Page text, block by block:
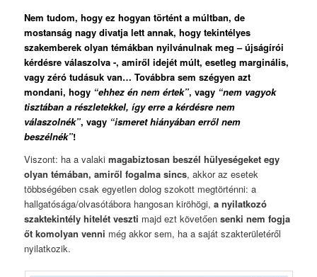
Nem tudom, hogy ez hogyan történt a múltban, de
mostanság nagy divatja lett annak, hogy tekintélyes
szakemberek olyan témákban nyilvánulnak meg – újságírói
kérdésre válaszolva -, amiről idejét múlt, esetleg marginális,
vagy zéró tudásuk van… Továbbra sem szégyen azt
mondani, hogy “ehhez én nem értek”, vagy “nem vagyok
tisztában a részletekkel, így erre a kérdésre nem
válaszolnék”, vagy “ismeret hiányában erről nem
beszélnék”!
Viszont: ha a valakimagabiztosan beszél hülyeségeket egy
olyan témában, amiről fogalma sincs, akkor az esetek
többségében csak egyetlen dolog szokott megtörténni: a
hallgatósága/olvasótábora hangosan kiröhögi,a nyilatkozó
szaktekintély hitelét veszti majd ezt követőensenki nem fogja
őt komolyan venni még akkor sem, ha a saját szakterületéről
nyilatkozik.